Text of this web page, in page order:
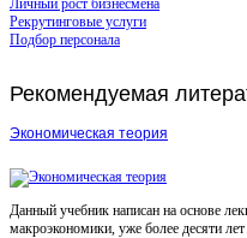
Рекрутинговые услуги
Подбор персонала
Рекомендуемая
Экономическая теория
Данный учебник написан на основе
макроэкономики, уже более десяти